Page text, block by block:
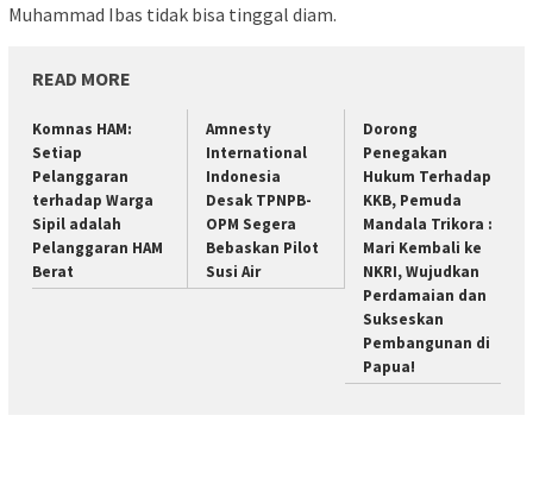
Muhammad Ibas tidak bisa tinggal diam.
READ MORE
Komnas HAM:
Setiap
Pelanggaran
terhadap Warga
Sipil adalah
Pelanggaran HAM
Berat
Amnesty
International
Indonesia
Desak TPNPB-
OPM Segera
Bebaskan Pilot
Susi Air
Dorong
Penegakan
Hukum Terhadap
KKB, Pemuda
Mandala Trikora :
Mari Kembali ke
NKRI, Wujudkan
Perdamaian dan
Sukseskan
Pembangunan di
Papua!